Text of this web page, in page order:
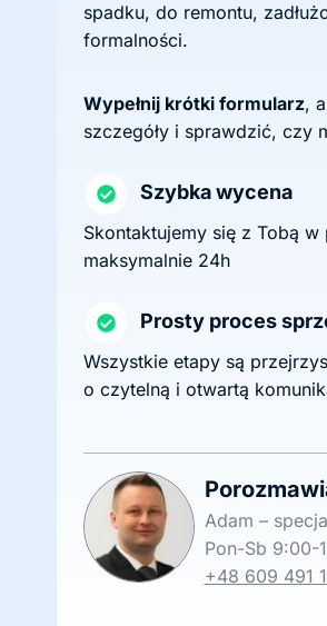
spadku, do remontu,
formalności.
Wypełnij krótki formularz,
szczegóły i sprawdzić, czy
Szybka wycena
Skontaktujemy się z Tobą w
maksymalnie 24h
Prosty proces
Wszystkie etapy są
o czytelną i otwartą
Adam –
Pon-Sb 9:00-
+48 609 491